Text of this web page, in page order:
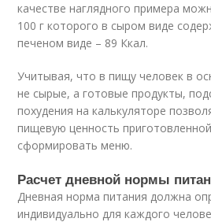
качестве наглядного примера
100 г которого в сыром виде
печеном виде – 89 Ккал.
Учитывая, что в пищу человек в
не сырые, а готовые продукты,
похудения на калькуляторе
пищевую ценность
сформировать меню.
Расчет дневной нормы
Дневная норма питания должна
индивидуально для каждого